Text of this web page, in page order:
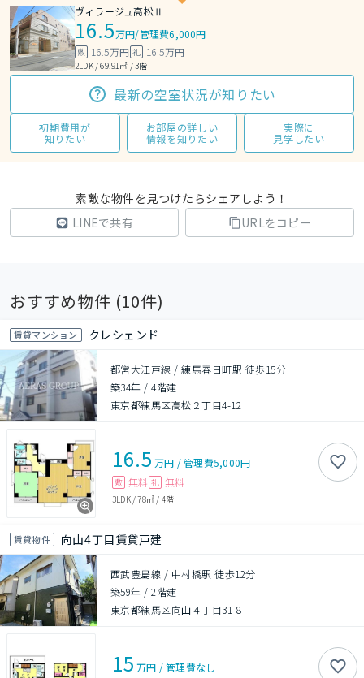
ヴィラージュ高松Ⅱ
16.5万円/管理費6,000円
敷 16.5万円 礼 16.5万円
2LDK / 69.91㎡ / 3階
最新の空室状況が知りたい
初期費用が
知りたい
お部屋の詳しい
情報を知りたい
実際に
見学したい
素敵な物件を見つけたらシェアしよう！
LINEで共有
URLをコピー
おすすめ物件 (10件)
賃貸マンション クレシェンド
都営大江戸線 / 練馬春日町駅 徒歩15分
築34年 /4階建
東京都練馬区高松２丁目4-12
16.5 万円 /管理費5,000円
敷 無料 礼 無料
3LDK/78㎡ / 4階
賃貸物件 向山4丁目賃貸戸建
西武豊島線 / 中村橋駅 徒歩12分
築59年 /2階建
東京都練馬区向山４丁目31-8
15 万円 /管理費なし